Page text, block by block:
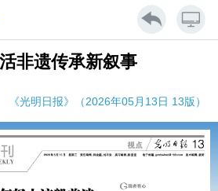
非遗传承新叙事
《光明日报》（2026年05月13日 13版）